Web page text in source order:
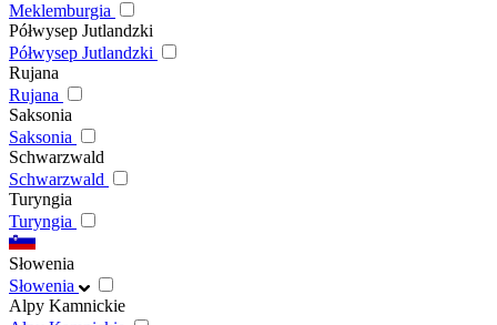
Meklemburgia
Półwysep Jutlandzki
Półwysep Jutlandzki
Rujana
Rujana
Saksonia
Saksonia
Schwarzwald
Schwarzwald
Turyngia
Turyngia
Słowenia
Słowenia
Alpy Kamnickie